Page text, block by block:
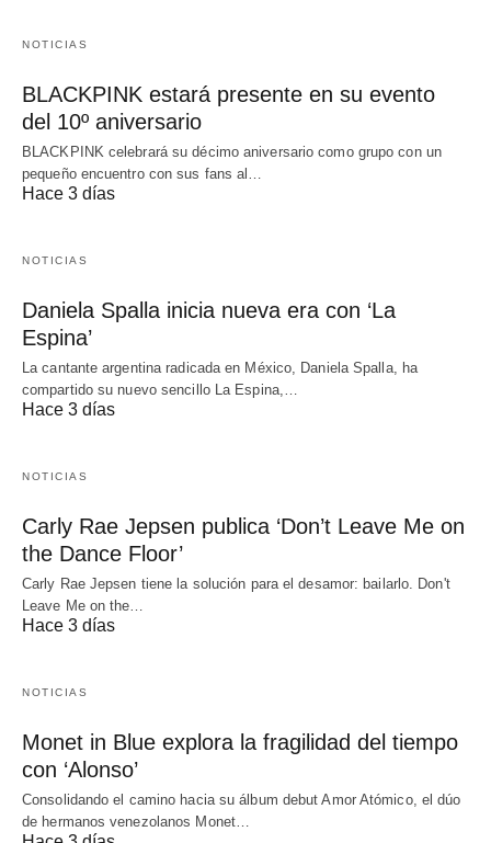
NOTICIAS
BLACKPINK estará presente en su evento
del 10º aniversario
BLACKPINK celebrará su décimo aniversario como grupo con un
pequeño encuentro con sus fans al…
Hace 3 días
NOTICIAS
Daniela Spalla inicia nueva era con ‘La
Espina’
La cantante argentina radicada en México, Daniela Spalla, ha
compartido su nuevo sencillo La Espina,…
Hace 3 días
NOTICIAS
Carly Rae Jepsen publica ‘Don’t Leave Me on
the Dance Floor’
Carly Rae Jepsen tiene la solución para el desamor: bailarlo. Don't
Leave Me on the…
Hace 3 días
NOTICIAS
Monet in Blue explora la fragilidad del tiempo
con ‘Alonso’
Consolidando el camino hacia su álbum debut Amor Atómico, el dúo
de hermanos venezolanos Monet…